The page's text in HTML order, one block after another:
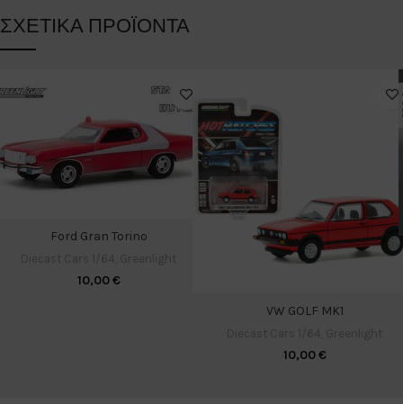
ΣΧΕΤΙΚΆ ΠΡΟΪΌΝΤΑ
Ford Gran Torino
10,00€
VW GOLF MK1
10,00€